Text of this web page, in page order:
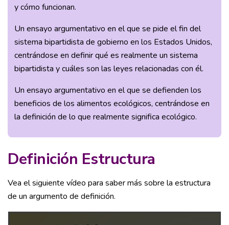
y cómo funcionan.
Un ensayo argumentativo en el que se pide el fin del
sistema bipartidista de gobierno en los Estados Unidos,
centrándose en definir qué es realmente un sistema
bipartidista y cuáles son las leyes relacionadas con él.
Un ensayo argumentativo en el que se defienden los
beneficios de los alimentos ecológicos, centrándose en
la definición de lo que realmente significa ecológico.
Definición Estructura
Vea el siguiente vídeo para saber más sobre la estructura
de un argumento de definición.